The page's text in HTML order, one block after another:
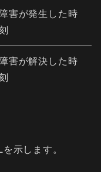
害が発生した時
害が解決した時
示します。